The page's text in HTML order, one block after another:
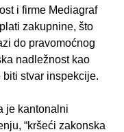
i firme Mediagraf
zakupnine, što
do pravomoćnog
nadležnost kao
stvar inspekcije.
je kantonalni
“kršeći zakonska